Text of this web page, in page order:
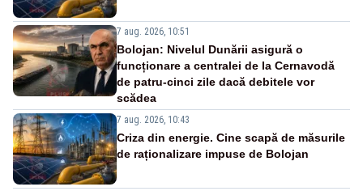
7 aug. 2026, 10:51
Bolojan: Nivelul Dunării asigură o
funcționare a centralei de la Cernavodă
de patru-cinci zile dacă debitele vor
scădea
7 aug. 2026, 10:43
Criza din energie. Cine scapă de măsurile
de raționalizare impuse de Bolojan